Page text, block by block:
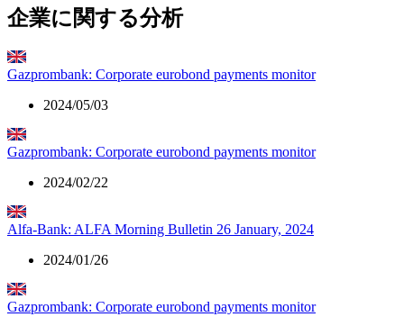
企業に関する分析
Gazprombank: Corporate eurobond payments monitor
2024/05/03
Gazprombank: Corporate eurobond payments monitor
2024/02/22
Alfa-Bank: ALFA Morning Bulletin 26 January, 2024
2024/01/26
Gazprombank: Corporate eurobond payments monitor